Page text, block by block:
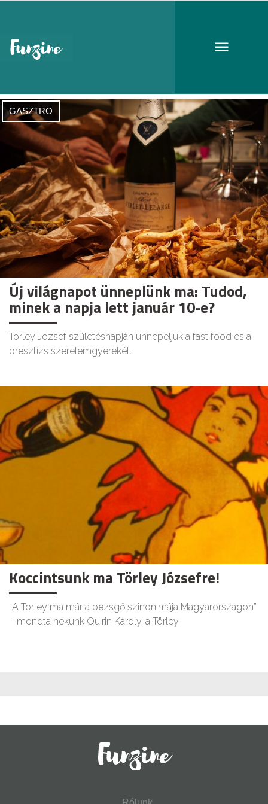
GASZTRO
Új világnapot ünneplünk ma: Tudod,
minek a napja lett január 10-e?
Törley József születésnapján ünnepeljük a fast food és a
presztízs szerelemgyerekét.
Koccintsunk ma Törley Józsefre!
„A Törley ma már a pezsgő szinonimája Magyarországon”
– mondta nekünk Quirin Károly, a Törley